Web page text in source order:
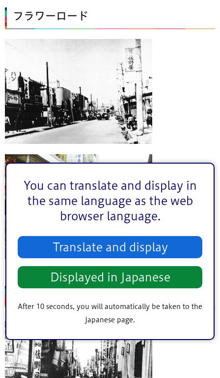
You can translate and display in
the same language as the web
browser language.
Translate and display
Displayed in Japanese
After 10 seconds, you will automatically be taken to the
Japanese page.
フラワーロード